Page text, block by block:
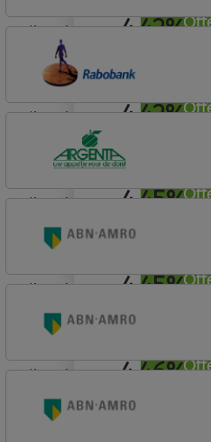
4,42%
lineair
4,42%
Florius
Profijt twaalf
lineair
4,45%
Rabobank Spaarbank
Basisvoorwaarden
lineair
4,45%
Hypotheek
lineair
4,46%
Woning
lineair
Woning